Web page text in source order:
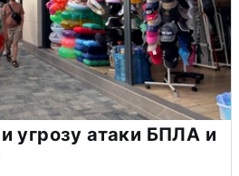
угрозу атаки БПЛА и